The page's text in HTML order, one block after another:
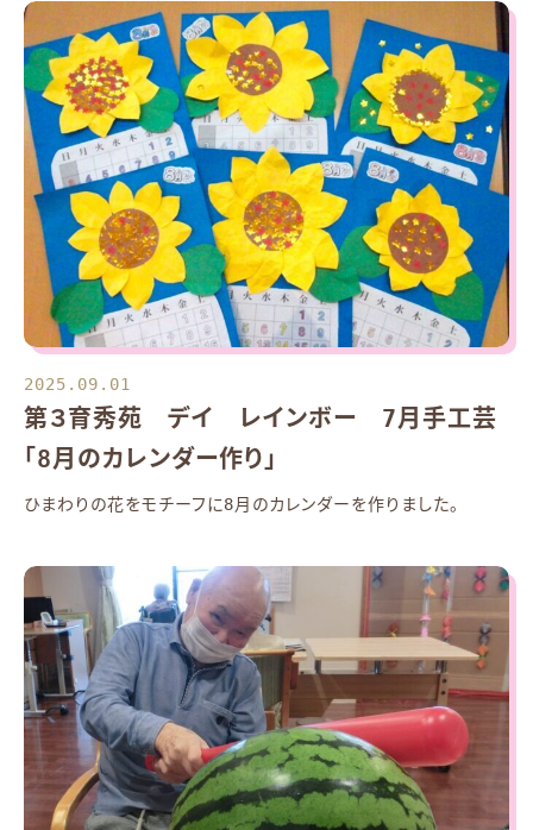
2025.09.01
第３育秀苑 デイ レインボー 7月手工芸
「8月のカレンダー作り」
ひまわりの花をモチーフに8月のカレンダーを作りました。